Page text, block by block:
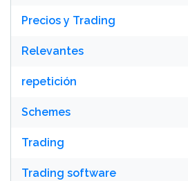
Precios y Trading
Relevantes
repetición
Schemes
Trading
Trading software